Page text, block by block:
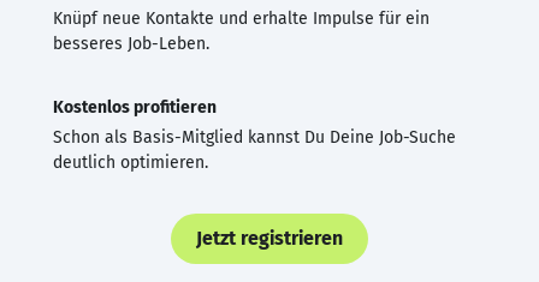
Knüpf neue Kontakte und erhalte Impulse für ein
besseres Job-Leben.
Kostenlos profitieren
Schon als Basis-Mitglied kannst Du Deine Job-Suche
deutlich optimieren.
Jetzt registrieren